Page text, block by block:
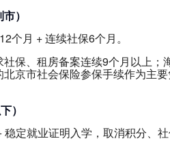
）
个月 + 连续社保6个月。
保、租房备案连续9个月以上
京市社会保险参保手续作为主
）
稳定就业证明入学，取消积分、